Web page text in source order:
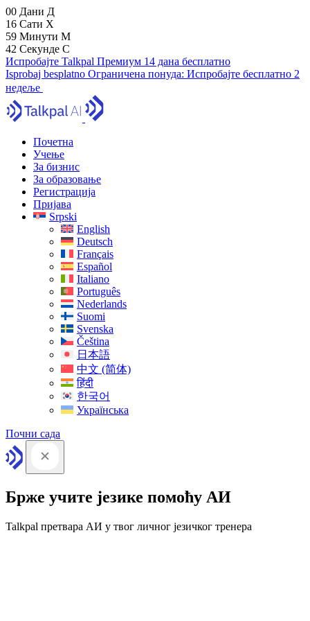
00 Дани Д
16 Сати Х
59 Минути М
41 Секунде С
Испробајте Talkpal Премиум 14 дана бесплатно
Isprobaj besplatno Ограничена понуда: Испробајте бесплатно 2
недеље
Почетна
Учење
За бизнис
За образовање
Регистрација
Пријава
Srpski
English
Deutsch
Français
Español
Italiano
Português
Nederlands
Suomi
Svenska
Čeština
日本語
中文 (简体)
हिंदी
한국어
Українська
Почни сада
Брже учите језике помоћу АИ
Talkpal претвара АИ у твог личног језичког тренера